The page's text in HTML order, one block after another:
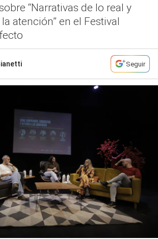
“Narrativas de lo real y
atención” en el Festival
Seguir